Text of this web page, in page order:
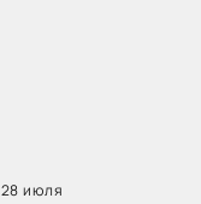
28 июля